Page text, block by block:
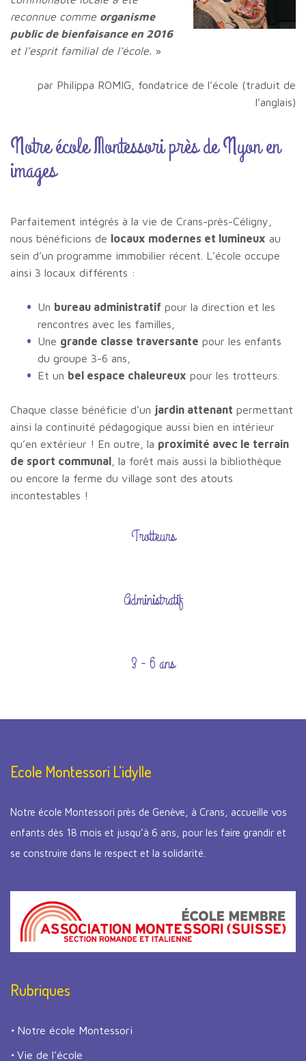
reconnue comme organisme
public de bienfaisance en 2016
et l’esprit familial de l’école. »
par Philippa ROMIG, fondatrice de l’école (traduit de
l’anglais)
Notre école Montessori près de Nyon en
images
Parfaitement intégrés à la vie de Crans-près-Céligny,
nous bénéficions de
locaux modernes et lumineux au
sein d’un programme immobilier récent. L’école occupe
ainsi 3 locaux différents :
Un bureau administratif pour la direction et les
rencontres avec les familles,
Une grande classe traversante pour les enfants
du groupe 3-6 ans,
Et un bel espace chaleureux pour les trotteurs.
Chaque classe bénéficie d’un jardin attenant permettant
ainsi la continuité pédagogique aussi bien en intérieur
qu’en extérieur ! En outre, la proximité avec le terrain
de sport communal
, la forêt mais aussi la bibliothèque
ou encore la ferme du village sont des atouts
incontestables !
Trotteurs
Administratif
3 - 6 ans
Ecole Montessori L’idylle
Notre école Montessori près de Genève, à Crans, accueille vos
enfants dès 18 mois et jusqu’à 6 ans, pour les faire grandir et
se construire dans le respect et la solidarité.
Rubriques
Notre école Montessori
Vie de l’école